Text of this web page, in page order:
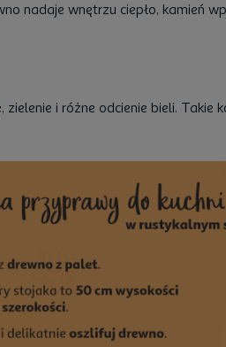
nadaje wnętrzu ciepło, kamień
i różne odcienie bieli. Takie